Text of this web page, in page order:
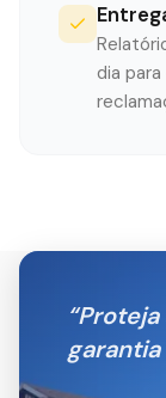
dia
“Proteja